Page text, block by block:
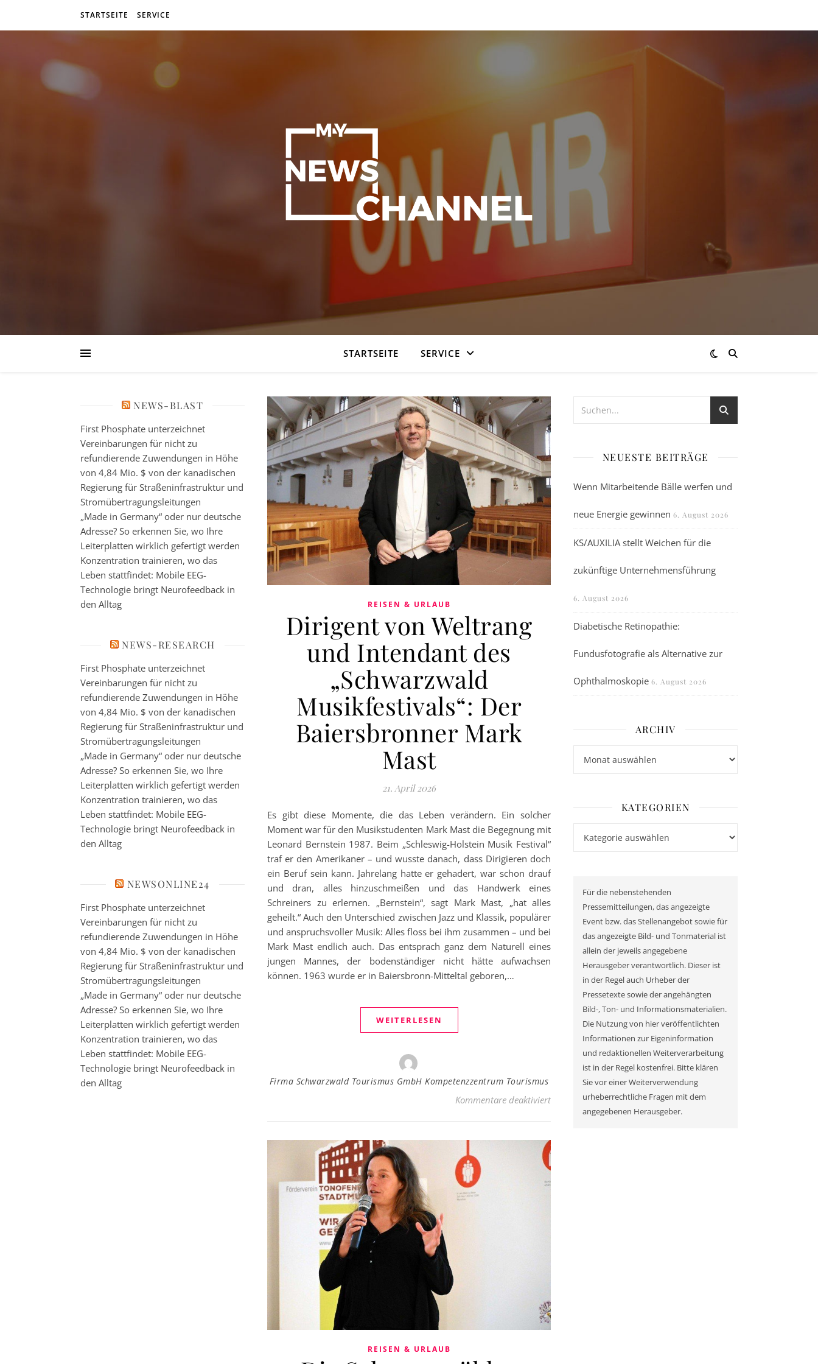
STARTSEITE SERVICE
STARTSEITE SERVICE
NEWS-BLAST
First Phosphate unterzeichnet
Vereinbarungen für nicht zu
refundierende Zuwendungen in Höhe
von 4,84 Mio. $ von der kanadischen
Regierung für Straßeninfrastruktur und
Stromübertragungsleitungen
„Made in Germany“ oder nur deutsche
Adresse? So erkennen Sie, wo Ihre
Leiterplatten wirklich gefertigt werden
Konzentration trainieren, wo das
Leben stattfindet: Mobile EEG-
Technologie bringt Neurofeedback in
den Alltag
NEWS-RESEARCH
First Phosphate unterzeichnet
Vereinbarungen für nicht zu
refundierende Zuwendungen in Höhe
von 4,84 Mio. $ von der kanadischen
Regierung für Straßeninfrastruktur und
Stromübertragungsleitungen
„Made in Germany“ oder nur deutsche
Adresse? So erkennen Sie, wo Ihre
Leiterplatten wirklich gefertigt werden
Konzentration trainieren, wo das
Leben stattfindet: Mobile EEG-
Technologie bringt Neurofeedback in
den Alltag
NEWSONLINE24
First Phosphate unterzeichnet
Vereinbarungen für nicht zu
refundierende Zuwendungen in Höhe
von 4,84 Mio. $ von der kanadischen
Regierung für Straßeninfrastruktur und
Stromübertragungsleitungen
„Made in Germany“ oder nur deutsche
Adresse? So erkennen Sie, wo Ihre
Leiterplatten wirklich gefertigt werden
Konzentration trainieren, wo das
Leben stattfindet: Mobile EEG-
Technologie bringt Neurofeedback in
den Alltag
REISEN & URLAUB
Dirigent von Weltrang
und Intendant des
„Schwarzwald
Musikfestivals“: Der
Baiersbronner Mark
Mast
21. April 2026
Es gibt diese Momente, die das Leben verändern. Ein solcher
Moment war für den Musikstudenten Mark Mast die Begegnung mit
Leonard Bernstein 1987. Beim „Schleswig-Holstein Musik Festival“
traf er den Amerikaner – und wusste danach, dass Dirigieren doch
ein Beruf sein kann. Jahrelang hatte er gehadert, war schon drauf
und dran, alles hinzuschmeißen und das Handwerk eines
Schreiners zu erlernen. „Bernstein“, sagt Mark Mast, „hat alles
geheilt.“ Auch den Unterschied zwischen Jazz und Klassik, populärer
und anspruchsvoller Musik: Alles floss bei ihm zusammen – und bei
Mark Mast endlich auch. Das entsprach ganz dem Naturell eines
jungen Mannes, der bodenständiger nicht hätte aufwachsen
können. 1963 wurde er in Baiersbronn-Mitteltal geboren,…
WEITERLESEN
Firma Schwarzwald Tourismus GmbH Kompetenzzentrum Tourismus
Kommentare deaktiviertfür Dirigent von Weltrang und Intendant des „Schwarzwald
REISEN & URLAUB
NEUESTE BEITRÄGE
Wenn Mitarbeitende Bälle werfen und
neue Energie gewinnen 6. August 2026
KS/AUXILIA stellt Weichen für die
zukünftige Unternehmensführung
6. August 2026
Diabetische Retinopathie:
Fundusfotografie als Alternative zur
Ophthalmoskopie 6. August 2026
ARCHIV
KATEGORIEN
Für die nebenstehenden
Pressemitteilungen, das angezeigte
Event bzw. das Stellenangebot sowie für
das angezeigte Bild- und Tonmaterial ist
allein der jeweils angegebene
Herausgeber verantwortlich. Dieser ist
in der Regel auch Urheber der
Pressetexte sowie der angehängten
Bild-, Ton- und Informationsmaterialien.
Die Nutzung von hier veröffentlichten
Informationen zur Eigeninformation
und redaktionellen Weiterverarbeitung
ist in der Regel kostenfrei. Bitte klären
Sie vor einer Weiterverwendung
urheberrechtliche Fragen mit dem
angegebenen Herausgeber.